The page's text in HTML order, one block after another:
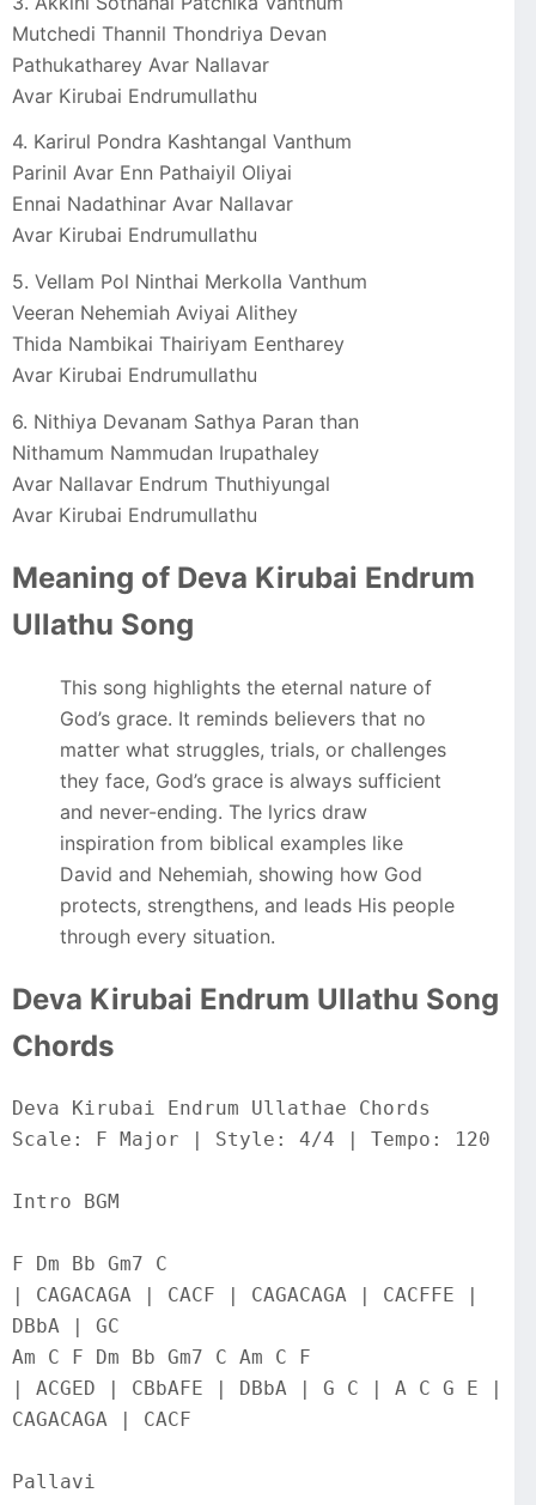
Mutchedi Thannil Thondriya Devan
Pathukatharey Avar Nallavar
Avar Kirubai Endrumullathu
4. Karirul Pondra Kashtangal Vanthum
Parinil Avar Enn Pathaiyil Oliyai
Ennai Nadathinar Avar Nallavar
Avar Kirubai Endrumullathu
5. Vellam Pol Ninthai Merkolla Vanthum
Veeran Nehemiah Aviyai Alithey
Thida Nambikai Thairiyam Eentharey
Avar Kirubai Endrumullathu
6. Nithiya Devanam Sathya Paran than
Nithamum Nammudan Irupathaley
Avar Nallavar Endrum Thuthiyungal
Avar Kirubai Endrumullathu
Meaning of Deva Kirubai Endrum
Ullathu Song
This song highlights the eternal nature of
God’s grace. It reminds believers that no
matter what struggles, trials, or challenges
they face, God’s grace is always sufficient
and never-ending. The lyrics draw
inspiration from biblical examples like
David and Nehemiah, showing how God
protects, strengthens, and leads His people
through every situation.
Deva Kirubai Endrum Ullathu Song
Chords
Deva Kirubai Endrum Ullathae Chords
Scale: F Major | Style: 4/4 | Tempo: 120
Intro BGM
F Dm Bb Gm7 C
| CAGACAGA | CACF | CAGACAGA | CACFFE |
DBbA | GC
Am C F Dm Bb Gm7 C Am C F
| ACGED | CBbAFE | DBbA | G C | A C G E |
CAGACAGA | CACF
Pallavi